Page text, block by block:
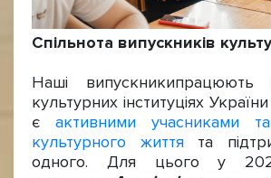
Спільнота випускників
Наші випускникипрацюють
культурних інституціях
є активними учасниками
культурного життя та
одного. Для цього у